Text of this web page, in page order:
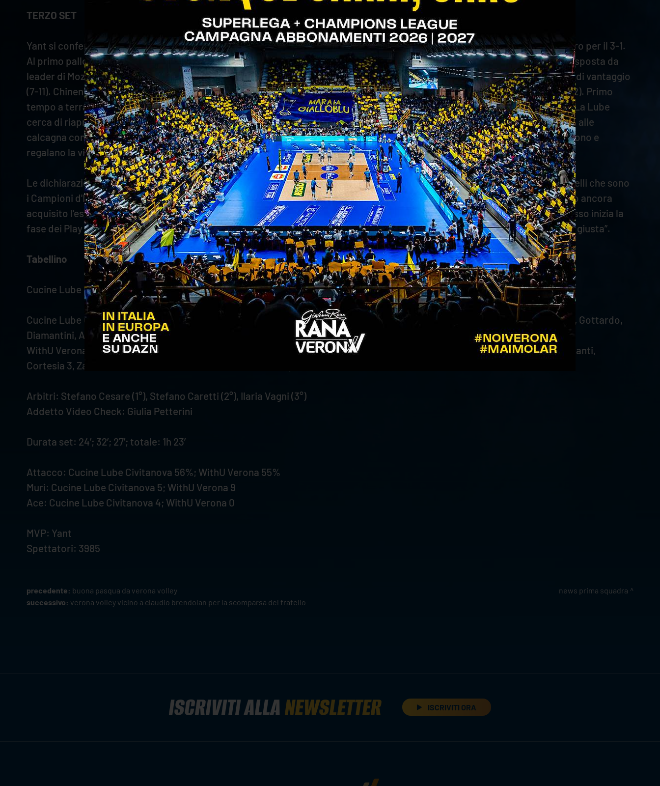
TERZO SET
Yant si conferma una spina nel fianco e dà il via al terzo set. La reazione gialloblù è immediata, ma Zaytsev blocca Keita a muro per il 3-1.
Al primo pallone toccato Cortesia trova il pertugio vincente al centro e Verona prova l’allungo (3-5). All’ace di Zaytsev c’è la risposta da
leader di Mozic, che stampa due muri da applausi (6-8). Regge ancora la diga eretta da Verona e diventa quattro le lunghezze di vantaggio
(7-11). Chinenyeze suona la svegli ai suoi, che prima accorciano le distanze e poi pareggiano i conti con la pipe di Nikolov (12-12). Primo
tempo a terra per Cortesia, che anticipa il pallonetto di Keita e gli ospiti guadagnano di nuovo due punti di vantaggio (13-15). La Lube
cerca di riaprire i giochi, ma Keita smorza gli entusiasmi con un muro calibrato al millimetro (17-20). I padroni di casa tornano alle
calcagna con il diagonale di Nikolov, ma Keita e Sapozhkov rimettono in carreggiata i gialloblù. Poi Nikolov e Yant si riaccendono e
regalano la vittoria e il passaggio del turno alla squadra di Blengini.
Le dichiarazioni di coachRadostin Stoytcheval termine dell’incontro: “Abbiamo giocato una serie molto impegnativa con quelli che sono
i Campioni d'Italia in carica. Non è stato facile gestire la pressione che inevitabilmente c’è in partite così, perché non abbiamo ancora
acquisito l'esperienza necessaria. Sono molto orgoglioso di come abbiamo lavorato fin qui, ma la stagione non è finita e adesso inizia la
fase dei Play Off per il quinto posto, per cui altre gare complicate. Dobbiamo solo rimetterci al lavoro e ripartire con la testa giusta”.
Tabellino
Cucine Lube Civitanova – WithU Verona 3–0 (25-19; 25-23; 25-23)
Cucine Lube Civitanova: De Cecco, Zaytsev 11, Nikolov 15, Yant 15, Anzani 2, Chinenyeze 8, Balaso (L), Sottile, Garcia, Bottolo 1, Gottardo,
Diamantini, Ambrose, D’Amico (L). All. Gianlorenzo Blengini
WithU Verona: Spirito 2, Sapozhkov 14, Mozic 12, Keita 17, Mosca 1, Grozdanov 3, Gaggini (L), Raphael, Jensen, Magalini, Cavalcanti,
Cortesia 3, Zanotti, Bonisoli, Massafeli (L). All. Radostin Stoytchev
Arbitri: Stefano Cesare (1°), Stefano Caretti (2°), Ilaria Vagni (3°)
Addetto Video Check: Giulia Petterini
Durata set: 24’; 32’; 27’; totale: 1h 23’
Attacco: Cucine Lube Civitanova 56%; WithU Verona 55%
Muri: Cucine Lube Civitanova 5; WithU Verona 9
Ace: Cucine Lube Civitanova 4; WithU Verona 0
MVP: Yant
Spettatori: 3985
precedente: buona pasqua da verona volley
successivo: verona volley vicino a claudio brendolan per la scomparsa del fratello
news prima squadra
ISCRIVITI ALLANEWSLETTER ISCRIVITI ORA